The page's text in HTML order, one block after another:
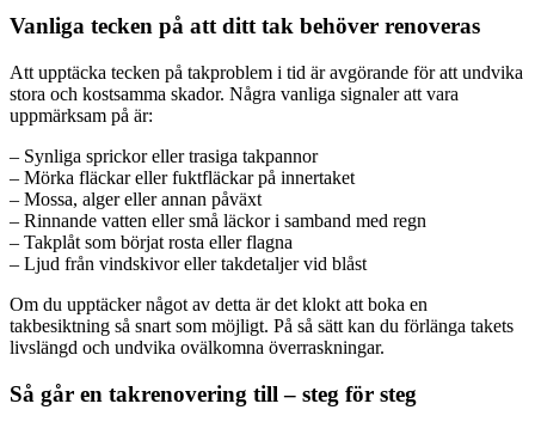
Vanliga tecken på att ditt tak behöver renoveras
Att upptäcka tecken på takproblem i tid är avgörande för att undvika
stora och kostsamma skador. Några vanliga signaler att vara
uppmärksam på är:
– Synliga sprickor eller trasiga takpannor
– Mörka fläckar eller fuktfläckar på innertaket
– Mossa, alger eller annan påväxt
– Rinnande vatten eller små läckor i samband med regn
– Takplåt som börjat rosta eller flagna
– Ljud från vindskivor eller takdetaljer vid blåst
Om du upptäcker något av detta är det klokt att boka en
takbesiktning så snart som möjligt. På så sätt kan du förlänga takets
livslängd och undvika ovälkomna överraskningar.
Så går en takrenovering till – steg för steg